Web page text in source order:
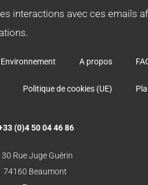
interactions avec ces emails
Environnement A propos
Politique de cookies (UE)
(0)4 50 04 46 86
Rue Juge Guérin
74160 Beaumont